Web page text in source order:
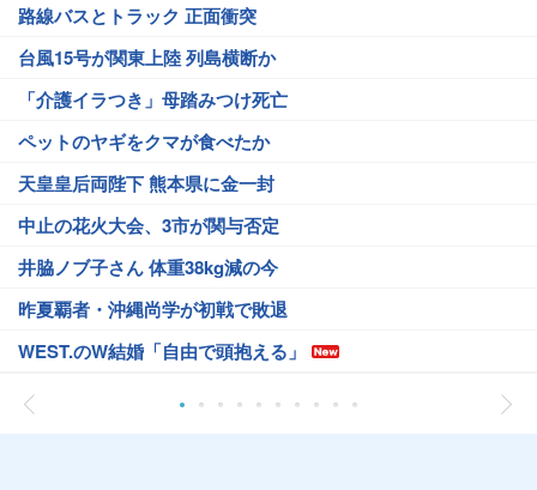
路線バスとトラック 正面衝突
台風15号が関東上陸 列島横断か
「介護イラつき」母踏みつけ死亡
ペットのヤギをクマが食べたか
天皇皇后両陛下 熊本県に金一封
中止の花火大会、3市が関与否定
井脇ノブ子さん 体重38kg減の今
昨夏覇者・沖縄尚学が初戦で敗退
WEST.のW結婚「自由で頭抱える」